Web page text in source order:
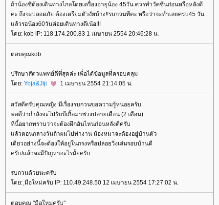
ถ้าน้องชิต้องเดินทางไกลโดยเครื่องอายุน้อง 45วัน ควรทำวัคซีนก่อนหรือหลังดี
คะ ถึงจะปลอดภัย ต้องเตรียมตัวงัยบ้าง!!รบกวนทีคะ หรือว่าจะทำเลยครบ45 วัน
ล้วรอน้อง60วันค่อยเดินทางดีเน้อ!!!
ดย: kob IP: 118.174.200.83 1 เมษายน 2554 20:46:28 น.
ตอบคุณkob
ปรึกษาสัตวแพทย์ดีที่สุดค่ะ เพื่อได้ข้อมูลที่ครอบคลุม
ดย: Yoja&Jiji 1 เมษายน 2554 21:14:05 น.
สวัสดีครับคุณหญิง มีเรื่องรบกวนขอความรู้หน่อยครับ
พอดีว่ากำลังจะไปรับบีเกิ้ลมาช่วงปลายเดือน (2 เดือน)
ทีนี้อยากทราบว่าจะต้องฝึกอันไหนก่อนหลังดีครับ
ล้วตอนกลางวันถ้าผมไปทำงาน น้องหมาจะต้องอยู่บ้านตัว
เดียวอย่างนี้จะต้องให้อยู่ในกรงหรือปล่อยวิ่งเล่นรอบบ้านดี
ครับ/แล้วจะมีปัญหาอะไรมั้ยครับ
รบกวนด้วยนะครับ
ดย: ฺมือใหม่ครับ IP: 110.49.248.50 12 เมษายน 2554 17:27:02 น.
ตอบคุณ "มือใหม่ครับ"